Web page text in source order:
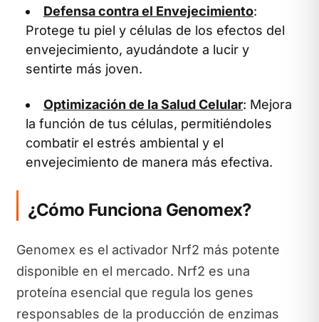
Defensa contra el Envejecimiento:
Protege tu piel y células de los efectos del
envejecimiento, ayudándote a lucir y
sentirte más joven.
Optimización de la Salud Celular: Mejora
la función de tus células, permitiéndoles
combatir el estrés ambiental y el
envejecimiento de manera más efectiva.
¿Cómo Funciona Genomex?
Genomex es el activador Nrf2 más potente
disponible en el mercado. Nrf2 es una
proteína esencial que regula los genes
responsables de la producción de enzimas